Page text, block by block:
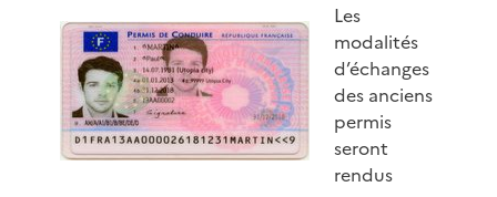
Les
modalités
d’échanges
des anciens
permis
seront
rendus